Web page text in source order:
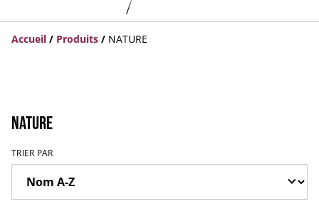
Accueil / Produits / NATURE
NATURE
TRIER PAR